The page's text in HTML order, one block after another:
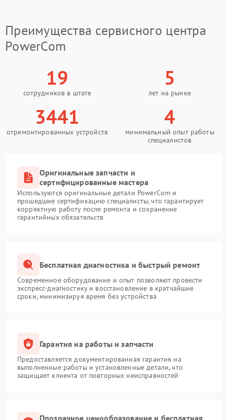
Преимущества сервисного центра
PowerCom
19
сотрудников в штате
5
лет на рынке
3441
отремонтированных устройств
4
минимальный опыт работы
специалистов
Оригинальные запчасти и
сертифицированные мастера
Используются оригинальные детали PowerCom и
прошедшие сертификацию специалисты, что гарантирует
корректную работу после ремонта и сохранение
гарантийных обязательств
Бесплатная диагностика и быстрый ремонт
Современное оборудование и опыт позволяют провести
экспресс-диагностику и восстановление в кратчайшие
сроки, минимизируя время без устройства
Гарантия на работы и запчасти
Предоставляется документированная гарантия на
выполненные работы и установленные детали, что
защищает клиента от повторных неисправностей
Прозрачное ценообразование и бесплатная